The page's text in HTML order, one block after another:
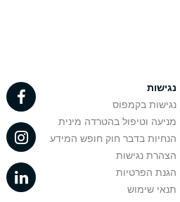
נגישות
נגישות בקמפוס
מניעה וטיפול בהטרדה מינית
הנחיות בדבר חוק חופש המידע
הצהרת נגישות
הגנת הפרטיות
תנאי שימוש